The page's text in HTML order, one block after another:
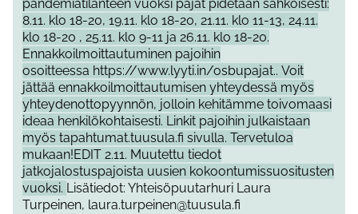
pandemiatilanteen vuoksi pajat pidetään sähköisesti:
8.11. klo 18-20, 19.11. klo 18-20, 21.11. klo 11-13, 24.11.
klo 18-20 , 25.11. klo 9-11 ja 26.11. klo 18-20.
Ennakkoilmoittautuminen pajoihin
osoitteessa https://www.lyyti.in/osbupajat.. Voit
jättää ennakkoilmoittautumisen yhteydessä myös
yhteydenottopyynnön, jolloin kehitämme toivomaasi
ideaa henkilökohtaisesti. Linkit pajoihin julkaistaan
myös tapahtumat.tuusula.fi sivulla. Tervetuloa
mukaan!EDIT 2.11. Muutettu tiedot
jatkojalostuspajoista uusien kokoontumissuositusten
vuoksi. Lisätiedot: Yhteisöpuutarhuri Laura
Turpeinen, laura.turpeinen@tuusula.fi